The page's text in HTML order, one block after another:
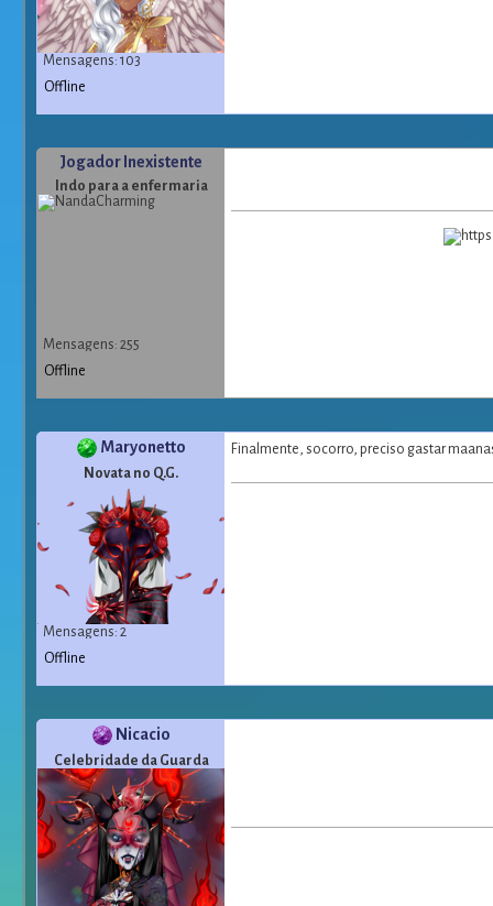
Mensagens: 103
Offline
Jogador Inexistente
Indo para a enfermaria
Mensagens: 255
Offline
Maryonetto
Novata no Q.G.
Mensagens: 2
Finalmente, socorro, preciso gastar
Offline
Nicacio
Celebridade da Guarda